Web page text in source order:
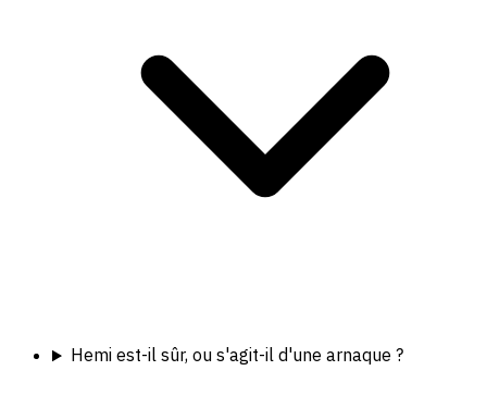
Hemi est-il sûr, ou s'agit-il d'une arnaque ?